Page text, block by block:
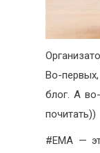
Во-
блог. А
почитать))
#EMA —